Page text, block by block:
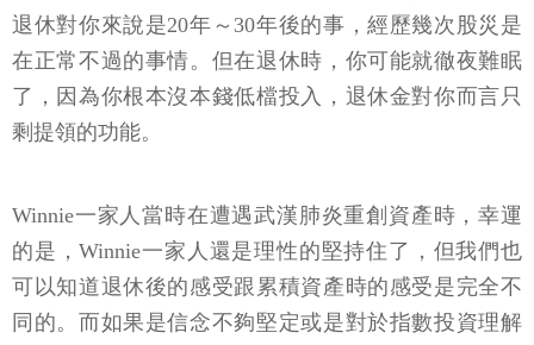
退休對你來說是20年～30年後的事，經歷幾次股災是
在正常不過的事情。但在退休時，你可能就徹夜難眠
了，因為你根本沒本錢低檔投入，退休金對你而言只
剩提領的功能。
Winnie一家人當時在遭遇武漢肺炎重創資產時，幸運
的是，Winnie一家人還是理性的堅持住了，但我們也
可以知道退休後的感受跟累積資產時的感受是完全不
同的。而如果是信念不夠堅定或是對於指數投資理解